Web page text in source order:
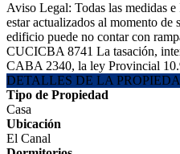
Aviso Legal: Todas las medidas
estar actualizados al momento
edificio puede no contar con
CUCICBA 8741 La tasación,
CABA 2340, la ley Provincial
DETALLES DE LA
Tipo de Propiedad
Casa
Ubicación
El Canal